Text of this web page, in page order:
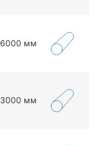
6000 мм
3000 мм